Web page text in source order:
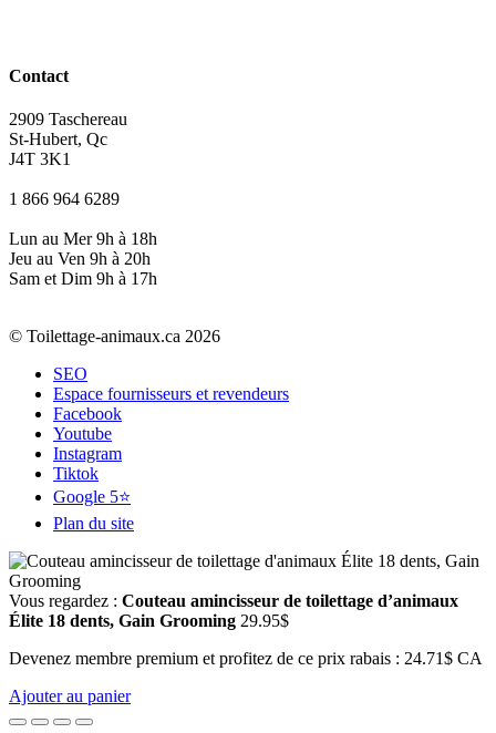
Contact
2909 Taschereau
St-Hubert, Qc
J4T 3K1
1 866 964 6289
Lun au Mer 9h à 18h
Jeu au Ven 9h à 20h
Sam et Dim 9h à 17h
© Toilettage-animaux.ca 2026
SEO
Espace fournisseurs et revendeurs
Facebook
Youtube
Instagram
Tiktok
Google 5⭐
Plan du site
Vous regardez : Couteau amincisseur de toilettage d’animaux
Élite 18 dents, Gain Grooming 29.95$
Devenez membre premium et profitez de ce prix rabais : 24.71$ CA
Ajouter au panier